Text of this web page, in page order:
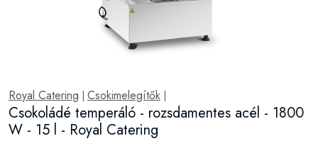
Royal Catering Csokimelegítők
Csokoládé temperáló - rozsdamentes acél - 1800
W - 15 l - Royal Catering